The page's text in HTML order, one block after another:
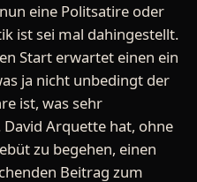
eine Politsatire oder
ist sei mal dahingestellt.
Start erwartet einen ein
ja nicht unbedingt der
ist, was sehr
Arquette hat, ohne
zu begehen, einen
Beitrag zum